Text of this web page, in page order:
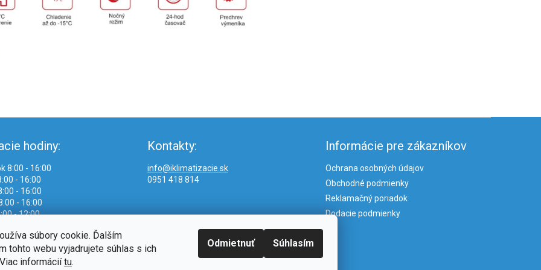
súbory cookie. Ďalším
tohto webu vyjadrujete súhlas s ich
informáciítu.
Odmietnuť Súhlasím
hodiny:
8:00 - 16:00
- 16:00
- 16:00
- 16:00
- 12:00
Kontakty:
info@iklimatizacie.sk
0951 418 814
Informácie pre zákazníkov
Ochrana osobných údajov
Obchodné podmienky
Reklamačný poriadok
Dodacie podmienky